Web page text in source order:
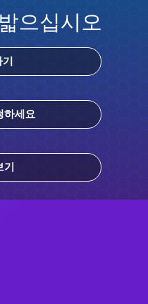
으십시오
하세요
기